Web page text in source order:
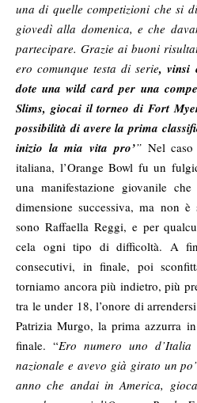
una di quelle competizioni che si
giovedì alla domenica, e che
partecipare. Grazie ai buoni
ero comunque testa di serie, vinsi
dote una wild card per una
Slims, giocai il torneo di Fort
possibilità di avere la prima
inizio la mia vita pro’” Nel
italiana, l’Orange Bowl fu un
una manifestazione giovanile
dimensione successiva, ma non
sono Raffaella Reggi, e per
cela ogni tipo di difficoltà. A
consecutivi, in finale, poi
torniamo ancora più indietro, più
tra le under 18, l’onore di
Patrizia Murgo, la prima azzurra
finale. “Ero numero uno
nazionale e avevo già girato un
anno che andai in America,